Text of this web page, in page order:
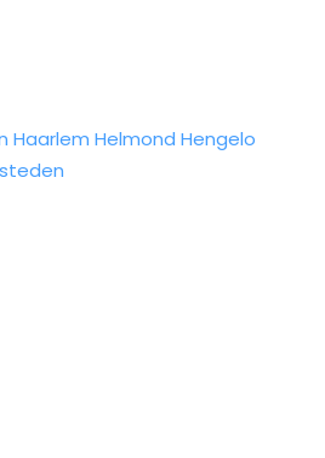
Haarlem Helmond Hengelo